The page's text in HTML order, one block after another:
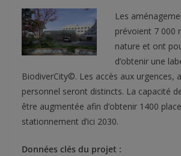
Les
prévoient 7 000
nature et ont
d’obtenir une
BiodiverCity©. Les accès aux urgences,
personnel seront distincts. La capacité
être augmentée afin d’obtenir 1400
stationnement d’ici 2030.
Données clés du projet :